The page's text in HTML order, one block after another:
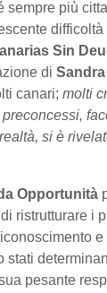
sempre più
Sin
di Sandra
canari; molti
si è
Opportunità
ristrutturare i
e
stati
pesante